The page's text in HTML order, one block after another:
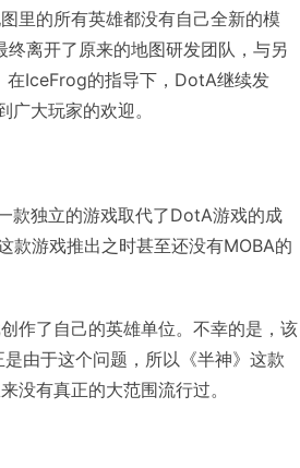
里的所有英雄都没有自己全新的模
离开了原来的地图研发团队，与另
在IceFrog的指导下，DotA继续发
大玩家的欢迎。
款独立的游戏取代了DotA游戏的成
款游戏推出之时甚至还没有MOBA的
作了自己的英雄单位。不幸的是，该
由于这个问题，所以《半神》这款
没有真正的大范围流行过。